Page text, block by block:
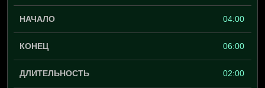
04:00
06:00
02:00